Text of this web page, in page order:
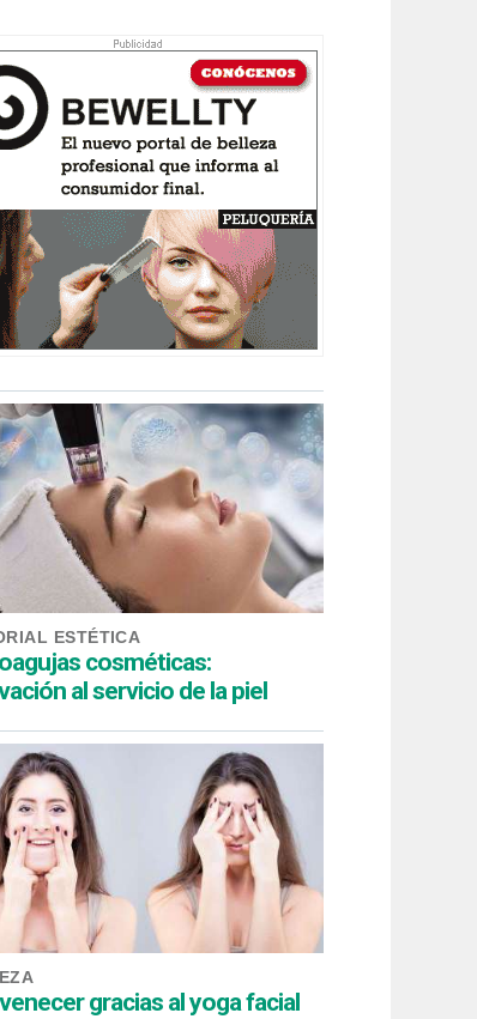
ESTÉTICA
cosméticas:
al servicio de la piel
gracias al yoga facial